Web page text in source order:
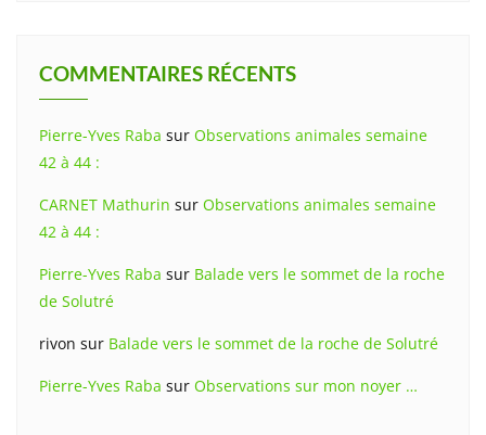
COMMENTAIRES RÉCENTS
Pierre-Yves Raba sur Observations animales semaine
42 à 44 :
CARNET Mathurin sur Observations animales semaine
42 à 44 :
Pierre-Yves Raba sur Balade vers le sommet de la roche
de Solutré
rivon sur Balade vers le sommet de la roche de Solutré
Pierre-Yves Raba sur Observations sur mon noyer …